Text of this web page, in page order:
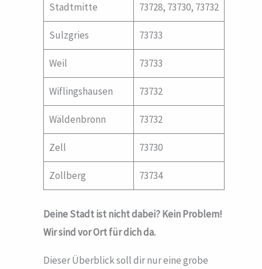
Stadtmitte 73728, 73730, 73732
Sulzgries 73733
Weil 73733
Wiflingshausen 73732
Wäldenbronn 73732
Zell 73730
Zollberg 73734
Deine Stadt ist nicht dabei? Kein Problem!
Wir sind vor Ort für dich da.
Dieser Überblick soll dir nur eine grobe